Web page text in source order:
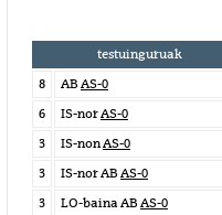
testuinguruak
8
AB AS-0
6
IS-norAS-0
3
IS-nonAS-0
3
IS-nor AB AS-0
3
LO-baina AB AS-0